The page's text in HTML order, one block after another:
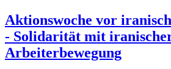
Aktionswoche vor
- Solidarität mit
Arbeiterbewegung